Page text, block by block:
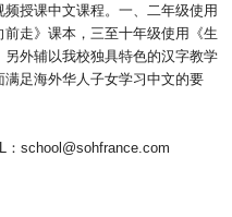
频授课中文课程。一、二年级使用
前走》课本，三至十年级使用《生
另外辅以我校独具特色的汉字教学
满足海外华人子女学习中文的要
：school@sohfrance.com